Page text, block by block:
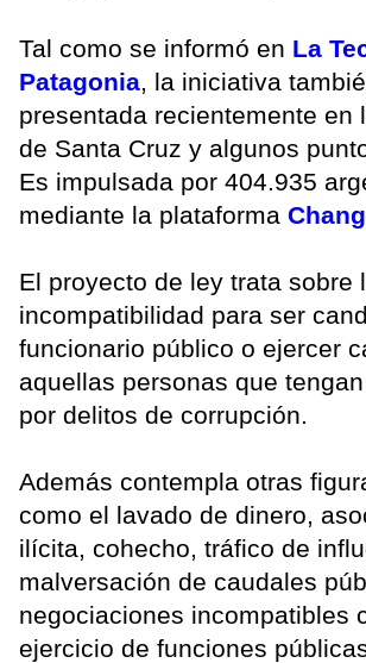
Tal como se informó en La
Patagonia, la iniciativa
presentada recientemente en
de Santa Cruz y algunos
Es impulsada por 404.935
mediante la plataforma
El proyecto de ley trata sobre
incompatibilidad para ser
funcionario público o ejercer
aquellas personas que
por delitos de corrupción.
Además contempla otras
como el lavado de dinero,
ilícita, cohecho, tráfico de
malversación de caudales
negociaciones incompatibles
ejercicio de funciones